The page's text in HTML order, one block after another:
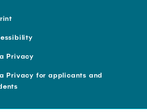
Privacy
Privacy for applicants and